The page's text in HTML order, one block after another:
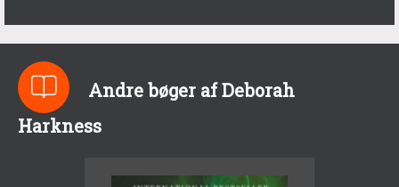
Andre bøger af Deborah
Harkness